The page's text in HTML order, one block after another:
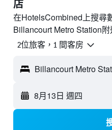
店
在HotelsCombined上搜尋
Billancourt Metro Station
2位旅客，1 間客房
8月13日 週四